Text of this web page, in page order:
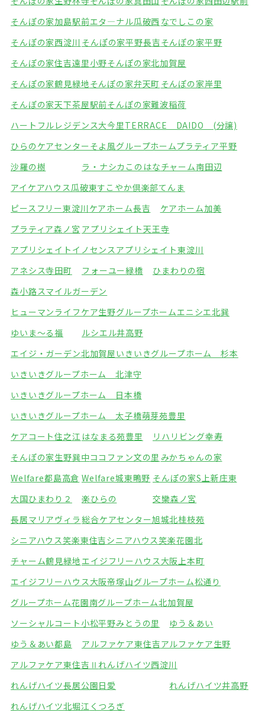
そんぽの家加島駅前エタ―ナル瓜破西 なでしこの家
そんぽの家西淀川 そんぽの家平野長吉そんぽの家平野
そんぽの家住吉遠里小野そんぽの家北加賀屋
そんぽの家鶴見緑地そんぽの家弁天町 そんぽの家岸里
そんぽの家天下茶屋駅前そんぽの家難波稲荷
ハートフルレジデンス大今里 TERRACE DAIDO (分譲)
ひらのケアセンターそよ風グループホームプラティア平野
沙羅の樹
ラ・ナシカこのはなチャーム南田辺
アイケアハウス瓜破東すこやか倶楽部てんま
ピースフリー東淀川 ケアホーム長吉
ケアホーム加美
プラティア森ノ宮 アプリシェイト天王寺
アプリシェイトイノセンスアプリシェイト東淀川
アネシス寺田町
フォーユー緑橋
ひまわりの宿
森小路スマイルガーデン
ヒューマンライフケア生野グループホームエニシエ北巽
ゆいま～る福
ルシエル井高野
エイジ・ガーデン北加賀屋いきいきグループホーム 杉本
いきいきグループホーム 北津守
いきいきグループホーム 日本橋
いきいきグループホーム 太子橋萌芽苑豊里
ケアコート住之江 はなまる苑豊里
リハリビング幸寿
そんぽの家生野巽中ココファン文の里 みかちゃんの家
Welfare都島高倉 Welfare城東鴫野 そんぽの家S上新庄東
大国ひまわり２
楽ひらの
交欒森ノ宮
長居マリアヴィラ 総合ケアセンター旭城北桂枝苑
シニアハウス笑楽東住吉シニアハウス笑楽花園北
チャーム鶴見緑地エイジフリーハウス大阪上本町
エイジフリーハウス大阪帝塚山グループホーム松通り
グループホーム花園南グループホーム北加賀屋
ソーシャルコート小松平野みとうの里
ゆう＆あい
ゆう＆あい都島
アルファケア東住吉アルファケア生野
アルファケア東住吉Ⅱ れんげハイツ西淀川
れんげハイツ長居公園日愛
れんげハイツ井高野
れんげハイツ北堀江 くつろぎ